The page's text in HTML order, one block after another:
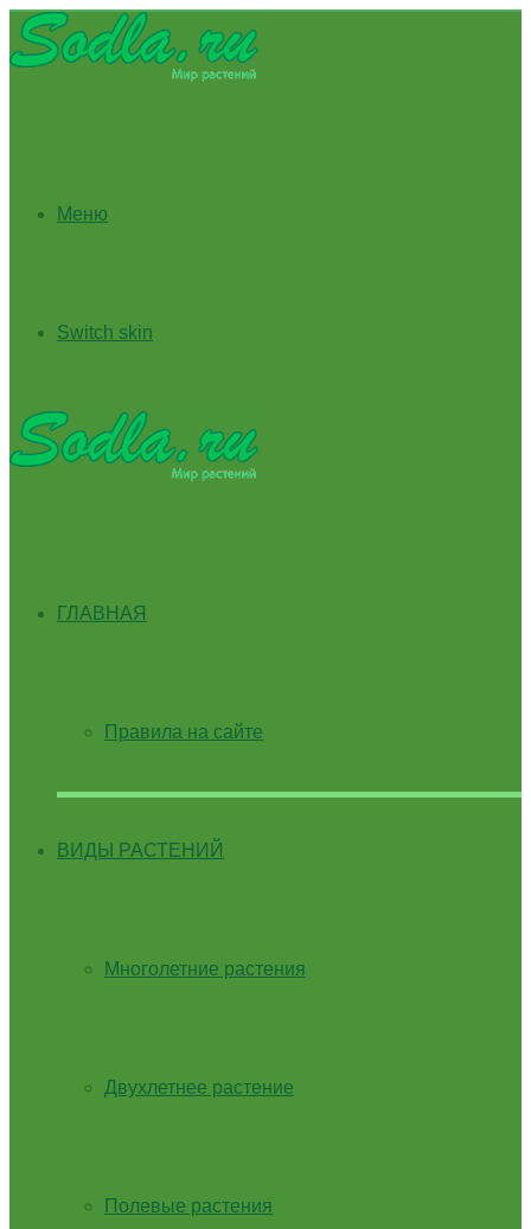
Меню
Switch skin
ГЛАВНАЯ
Правила на сайте
ВИДЫ РАСТЕНИЙ
Многолетние растения
Двухлетнее растение
Полевые растения